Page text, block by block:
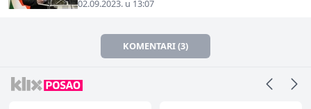
02.09.2023. u 13:07
KOMENTARI (3)